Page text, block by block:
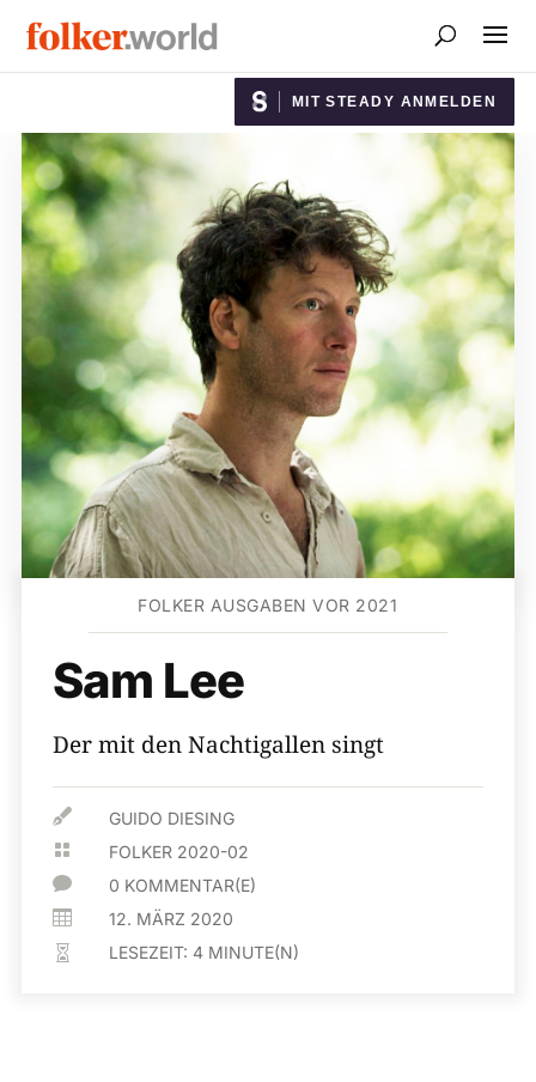
MIT STEADY ANMELDEN
FOLKER AUSGABEN VOR 2021
Sam Lee
Der mit den Nachtigallen singt
 GUIDO DIESING
 FOLKER 2020-02
 0 KOMMENTAR(E)
 12. MÄRZ 2020
 LESEZEIT: 4 MINUTE(N)